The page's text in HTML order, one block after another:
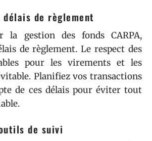
de règlement
la gestion des fonds CARPA,
de règlement. Le respect des
pour les virements et les
Planifiez vos transactions
de ces délais pour éviter tout
de suivi